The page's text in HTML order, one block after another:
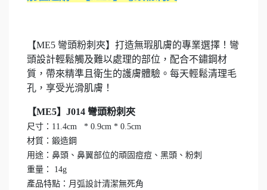
【ME5 彎頭粉刺夾】打造無瑕肌膚的專業選擇！彎
頭設計輕鬆觸及難以處理的部位，配合不鏽鋼材
質，帶來精準且衛生的護膚體驗。每天輕鬆清理毛
孔，享受光滑肌膚！
【ME5】J014 彎頭粉刺夾
尺寸：11.4cm * 0.9cm * 0.5cm
材質：鍛造鋼
用途：鼻頭、鼻翼部位的頑固痘痘、黑頭、粉刺
重量： 14g
產品特點：月弧設計清潔無死角